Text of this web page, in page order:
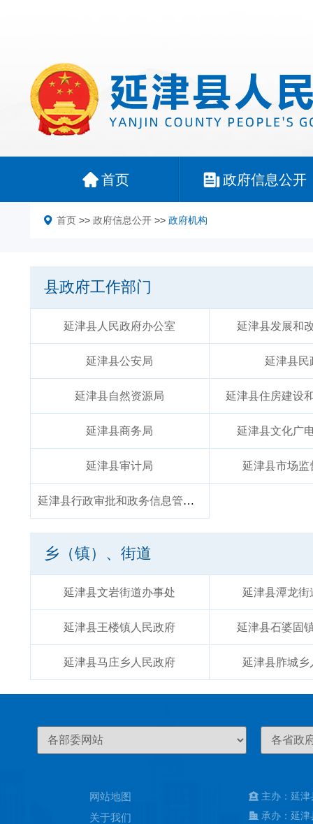
首页 政府信息公开
首页 >> 政府信息公开 >> 政府机构
县政府工作部门
延津县人民政府办公室 延津县发展和
延津县公安局 延津县民
延津县自然资源局 延津县住房建设
延津县商务局 延津县文化广
延津县审计局 延津县市场监
延津县行政审批和政务信息管理局
乡（镇）、街道
延津县文岩街道办事处 延津县潭龙街
延津县王楼镇人民政府 延津县石婆固
延津县马庄乡人民政府 延津县胙城乡
网站地图
关于我们
主办：延
承办：延